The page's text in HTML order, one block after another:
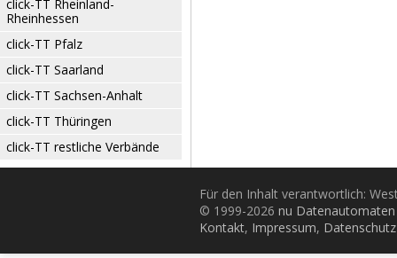
click-TT Rheinland-
Rheinhessen
click-TT Pfalz
click-TT Saarland
click-TT Sachsen-Anhalt
click-TT Thüringen
click-TT restliche Verbände
Für den Inhalt verantwortlich:
© 1999-2026 nu
Kontakt, Impressum, Datenschutz